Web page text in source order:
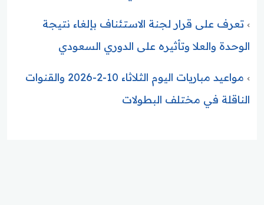
تعرف على قرار لجنة الاستئناف بإلغاء نتيجة
الوحدة والعلا وتأثيره على الدوري السعودي
مواعيد مباريات اليوم الثلاثاء 10-2-2026 والقنوات
الناقلة في مختلف البطولات